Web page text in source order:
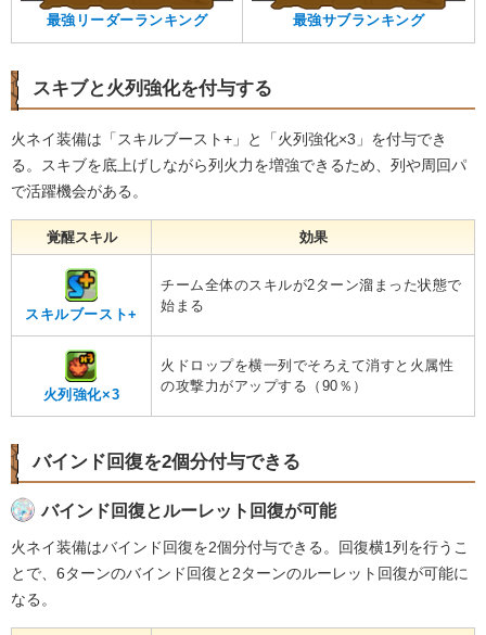
最強リーダーランキング 最強サブランキング
スキブと火列強化を付与する
火ネイ装備は「スキルブースト+」と「火列強化×3」を付与でき
る。スキブを底上げしながら列火力を増強できるため、列や周回パ
で活躍機会がある。
覚醒スキル 効果
スキルブースト+
チーム全体のスキルが2ターン溜まった状態で
始まる
火列強化×3
火ドロップを横一列でそろえて消すと火属性
の攻撃力がアップする（90％）
バインド回復を2個分付与できる
バインド回復とルーレット回復が可能
火ネイ装備はバインド回復を2個分付与できる。回復横1列を行うこ
とで、6ターンのバインド回復と2ターンのルーレット回復が可能に
なる。